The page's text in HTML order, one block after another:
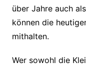
über Jahre auch
können die
mithalten.
Wer sowohl die